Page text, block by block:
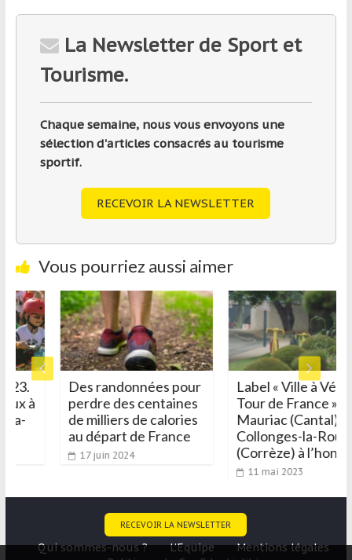
La Newsletter de Sport et
Tourisme.
Chaque semaine, nous vous envoyons une
sélection d'articles consacrés au tourisme
sportif.
RECEVOIR LA NEWSLETTER
Vous pourriez aussi aimer
à
la-
Des randonnées pour
perdre des centaines
de milliers de calories
au départ de France
17 juin 2024
Label « Ville à Vélo
Tour de France » :
Mauriac (Cantal)
Collonges-la-
(Corrèze) à
11 mai 2023
RECEVOIR LA NEWSLETTER
Qui sommes-nous ? L’Equipe
Mentions légales